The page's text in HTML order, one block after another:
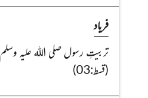
فریاد
تربیتِ رسول صلی اللہ علیہ وسلم
(قسط:03)